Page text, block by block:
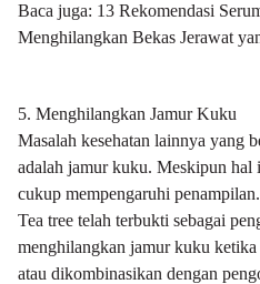
Baca juga: 13 Rekomendasi
Menghilangkan Bekas Jerawat
5. Menghilangkan Jamur Kuku
Masalah kesehatan lainnya yang
adalah jamur kuku. Meskipun hal
cukup mempengaruhi penampilan.
Tea tree telah terbukti sebagai
menghilangkan jamur kuku ketika
atau dikombinasikan dengan